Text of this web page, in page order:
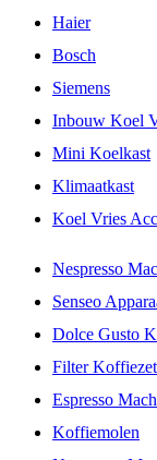
Haier
Bosch
Siemens
Inbouw Koel
Mini Koelkast
Klimaatkast
Koel Vries
Nespresso
Senseo
Dolce Gusto
Filter
Espresso
Koffiemolen